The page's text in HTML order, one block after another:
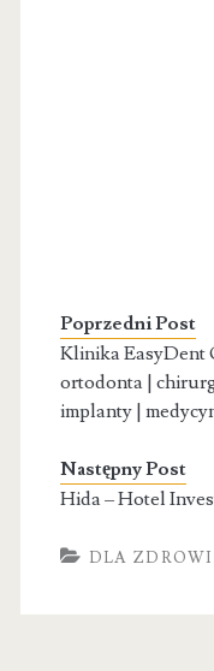
Poprzedni Post
Klinika EasyDent
ortodonta |
implanty |
Następny Post
Hida – Hotel
DLA